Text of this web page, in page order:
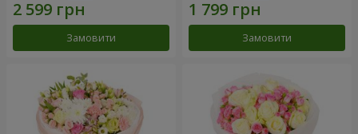
Замовити Замовити